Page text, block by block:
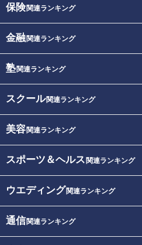
保険関連ランキング
金融関連ランキング
塾関連ランキング
スクール関連ランキング
美容関連ランキング
スポーツ＆ヘルス 関連ランキング
ウエディング関連ランキング
通信関連ランキング